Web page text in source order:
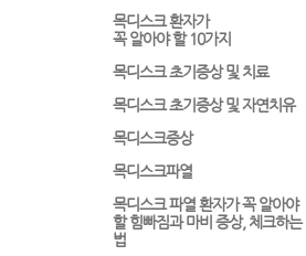
목디스크 환자가
꼭 알아야 할 10가지
목디스크 초기증상 및 치료
목디스크 초기증상 및 자연치유
목디스크증상
목디스크파열
목디스크 파열 환자가 꼭 알아야
할 힘빠짐과 마비 증상, 체크하는
법